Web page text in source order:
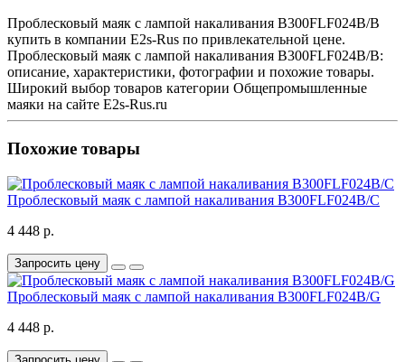
Проблесковый маяк с лампой накаливания B300FLF024B/B
купить в компании E2s-Rus по привлекательной цене.
Проблесковый маяк с лампой накаливания B300FLF024B/B:
описание, характеристики, фотографии и похожие товары.
Широкий выбор товаров категории Общепромышленные
маяки на сайте E2s-Rus.ru
Похожие товары
Проблесковый маяк с лампой накаливания B300FLF024B/C
4 448 р.
Запросить цену
Проблесковый маяк с лампой накаливания B300FLF024B/G
4 448 р.